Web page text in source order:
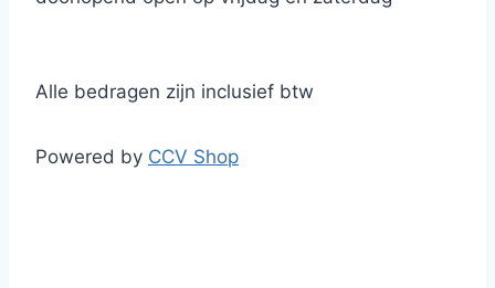
Alle bedragen zijn inclusief btw
Powered by CCV Shop